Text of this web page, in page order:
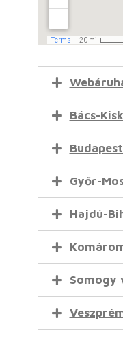
Bács-
Győr-
Hajdú-
Somogy